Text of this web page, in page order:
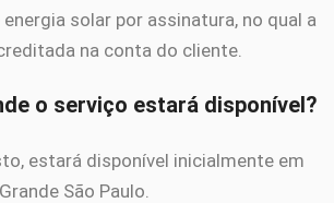
solar por assinatura, no qual a
na conta do cliente.
o serviço estará disponível?
estará disponível inicialmente em
São Paulo.